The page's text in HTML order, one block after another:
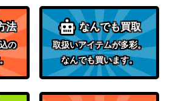
（IGNITION ASSAULT）
（HISTORY ARCHIVE
COLLECTION）
1,500
コナミ
6,500
法
の
なんでも買取
取扱いアイテムが多彩。
なんでも買います。